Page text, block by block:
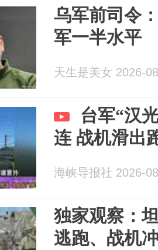
乌军前司令
军一半水平
天生是美女 2026-
台军“汉
连 战机滑出
海峡导报社 2026-
独家观察：
逃跑、战机